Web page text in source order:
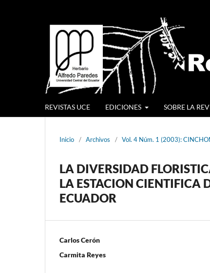
REVISTAS UCE EDICIONES SOBRE LA
Inicio / Archivos / Vol. 4 Núm. 1 (2003):
LA DIVERSIDAD
LA ESTACION CIENTIFICA
ECUADOR
Carlos Cerón
Carmita Reyes